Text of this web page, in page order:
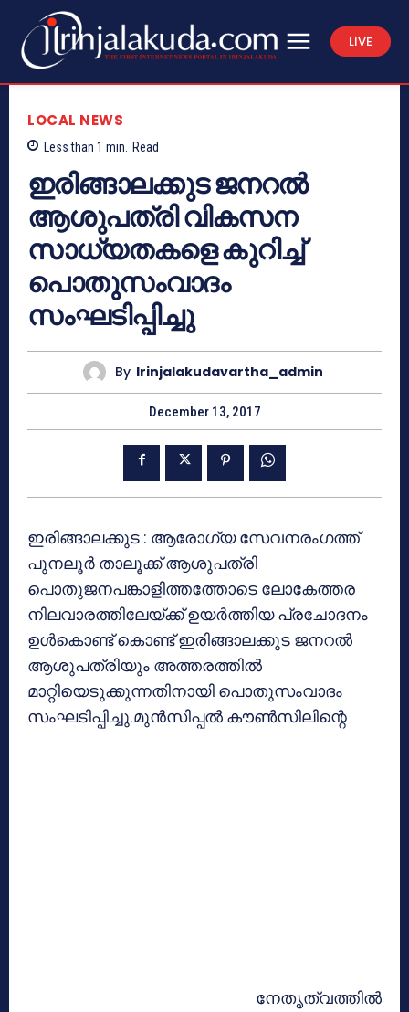
LIVE
LOCAL NEWS
Less than 1 min. Read
ഇരിങ്ങാലക്കുട ജനറല്‍
ആശുപത്രി വികസന
സാധ്യതകളെ കുറിച്ച്
പൊതുസംവാദം
സംഘടിപ്പിച്ചു
By Irinjalakudavartha_admin
December 13, 2017
ഇരിങ്ങാലക്കുട : ആരോഗ്യ സേവനരംഗത്ത്
പുനലൂര്‍ താലൂക്ക് ആശുപത്രി
പൊതുജനപങ്കാളിത്തത്തോടെ ലോകേത്തര
നിലവാരത്തിലേയ്ക്ക് ഉയര്‍ത്തിയ പ്രചോദനം
ഉള്‍കൊണ്ട് കൊണ്ട് ഇരിങ്ങാലക്കുട ജനറല്‍
ആശുപത്രിയും അത്തരത്തില്‍
മാറ്റിയെടുക്കുന്നതിനായി പൊതുസംവാദം
സംഘടിപ്പിച്ചു.മുന്‍സിപ്പല്‍ കൗണ്‍സിലിന്റെ
നേതൃത്വത്തില്‍